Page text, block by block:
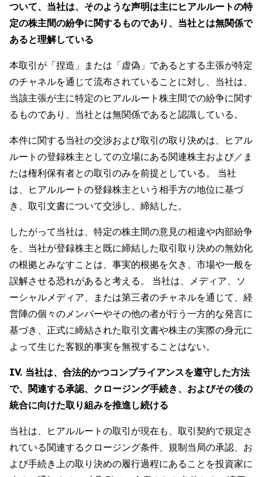
ついて、当社は、そのような声明は主にヒアルルートの特
定の株主間の紛争に関するものであり、当社とは無関係で
あると理解している
本取引が「捏造」または「虚偽」であるとする主張が特定
のチャネルを通じて流布されていることに対し、当社は、
当該主張が主に特定のヒアルルート株主間での紛争に関す
るものであり、当社とは無関係であると認識している。
本件に関する当社の交渉および取引の取り決めは、ヒアル
ルートの登録株主としての立場にある関連株主および／ま
たは権利保有者との取引のみを前提としている。 当社
は、ヒアルルートの登録株主という相手方の地位に基づ
き、取引文書について交渉し、締結した。
したがって当社は、特定の株主間の意見の相違や内部紛争
を、当社が登録株主と既に締結した取引取り決めの無効化
の根拠とみなすことは、事実的根拠を欠き、市場や一般を
誤解させる恐れがあると考える。 当社は、メディア、ソ
ーシャルメディア、または第三者のチャネルを通じて、経
営陣の個々のメンバーやその他の者が行う一方的な発言に
基づき、正式に締結された取引文書や株主の実際の身元に
よって生じた客観的事実を無視することはない。
IV. 当社は、合法的かつコンプライアンスを遵守した方法
で、関連する承認、クロージング手続き、およびその後の
統合に向けた取り組みを推進し続ける
当社は、ヒアルルートの取引が現在も、取引契約で規定さ
れている関連するクロージング条件、規制当局の承認、お
よび手続き上の取り決めの履行過程にあることを投資家に